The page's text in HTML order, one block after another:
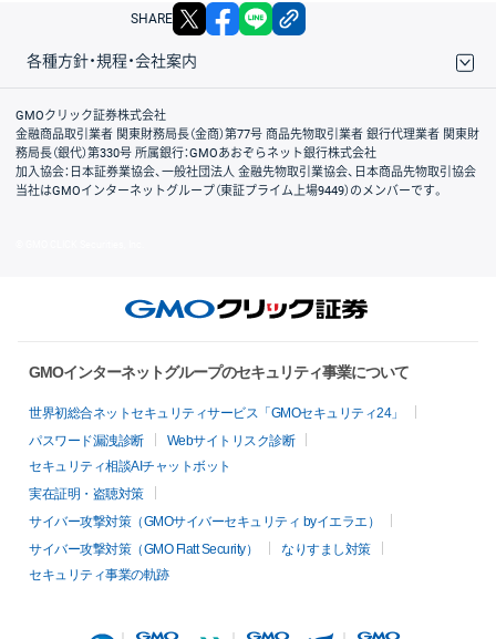
SHARE X facebook
各種方針・規程・会社案内
取引規程・約款
サイトマップ
その他のご案内
個人情報保護方針
最良執行方針
サイトのご利用について
ディスクレイマー
信託保全
リスク説明
会社案内
GMOクリック証券株式会社
金融商品取引業者 関東財務局長（金商）第77号 商品先物取引業者 銀行代理業者 関東財
務局長（銀代）第330号 所属銀行：GMOあおぞらネット銀行株式会社
加入協会：日本証券業協会、一般社団法人 金融先物取引業協会、日本商品先物取引協会
当社はGMOインターネットグループ（東証プライム上場9449）のメンバーです。
GMOインターネットグループのセキュリティ事業について
世界初総合ネットセキュリティサービス「GMOセキュリティ24」
パスワード漏洩診断
Webサイトリスク診断
セキュリティ相談AIチャットボット
実在証明・盗聴対策
サイバー攻撃対策（GMOサイバーセキュリティ byイエラエ）
サイバー攻撃対策（GMO Flatt Security）
なりすまし対策
セキュリティ事業の軌跡